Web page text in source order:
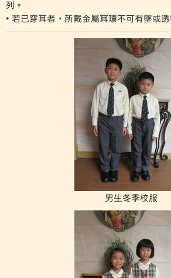
列。
• 若已穿耳者，所戴金屬耳環不可有墜或透
男生冬季校服